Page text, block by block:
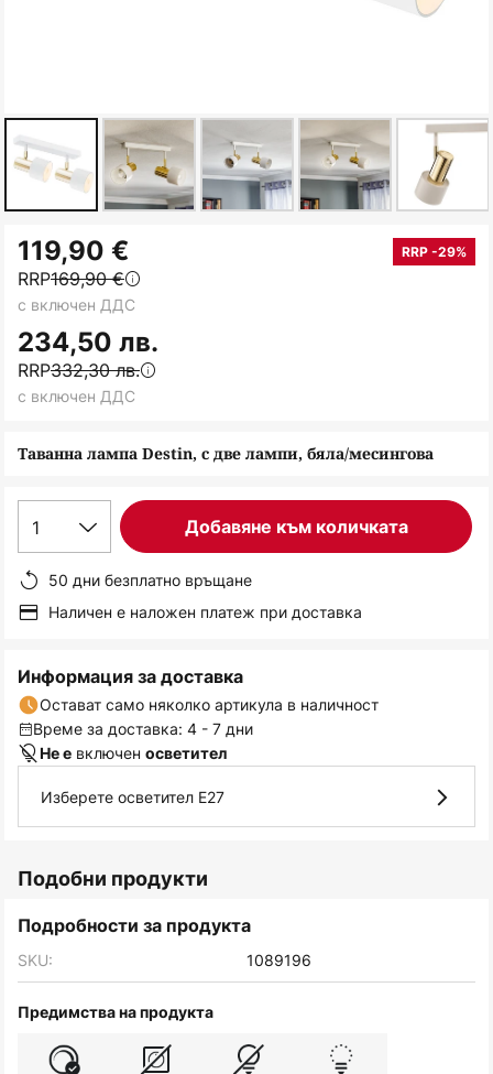
към
началото
на
галерия
със
снимки
Таванна лампа Destin, с две лампи, бяла/месингова
119,90 € RRP -29%
RRP169,90 €
234,50 лв.
RRP332,30 лв.
с включен ДДС
с включен ДДС
1 Добавяне към количката
50 дни безплатно връщане
Наличен е наложен платеж при доставка
Информация за доставка
Остават само няколко артикула в наличност
Време за доставка: 4 - 7 дни
Не е включен осветител
Изберете осветител E27
Подобни продукти
Подробности за продукта
SKU: 1089196
Предимства на продукта